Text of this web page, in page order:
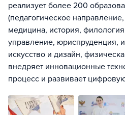
реализует более 200
(педагогическое
медицина, история,
управление, юриспруденция,
искусство и дизайн,
внедряет инновационные
процесс и развивает